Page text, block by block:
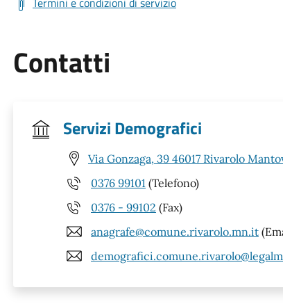
Contatti
Servizi Demografici
Via Gonzaga, 39 46017 Rivarolo
0376 99101 (Telefono)
0376 - 99102 (Fax)
anagrafe@comune.rivarolo.mn.it